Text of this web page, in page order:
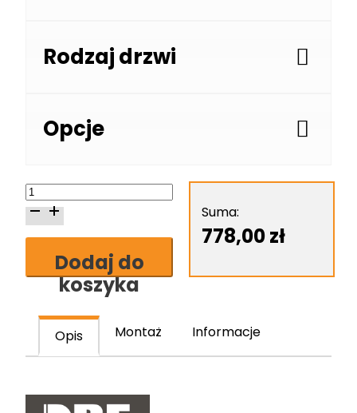
Rodzaj drzwi
Opcje
ilość
Skrzydło
drzwiowe
PremiumDodaj do
koszyka
Suma:
778,00zł
Opis Montaż Informacje